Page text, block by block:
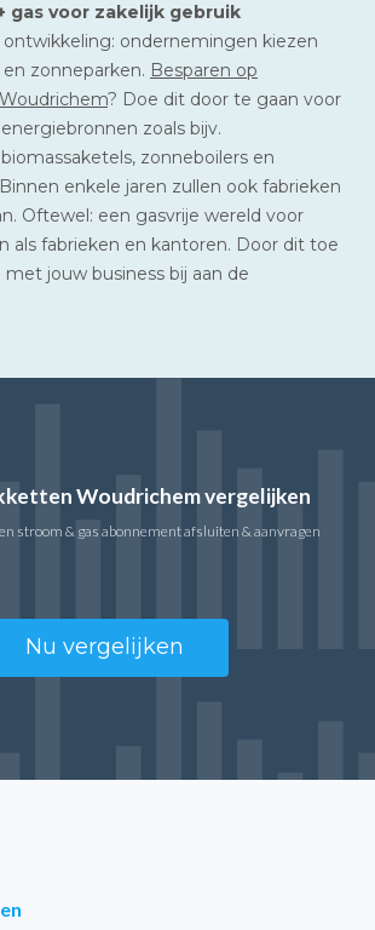
gas voor zakelijk gebruik
ondernemingen kiezen
zonneparken. Besparen op
? Doe dit door te gaan voor
zoals bijv.
zonneboilers en
enkele jaren zullen ook fabrieken
Oftewel: een gasvrije wereld voor
als fabrieken en kantoren. Door dit toe
met jouw business bij aan de
Woudrichem vergelijken
stroom & gas abonnement afsluiten & aanvragen
Nu vergelijken